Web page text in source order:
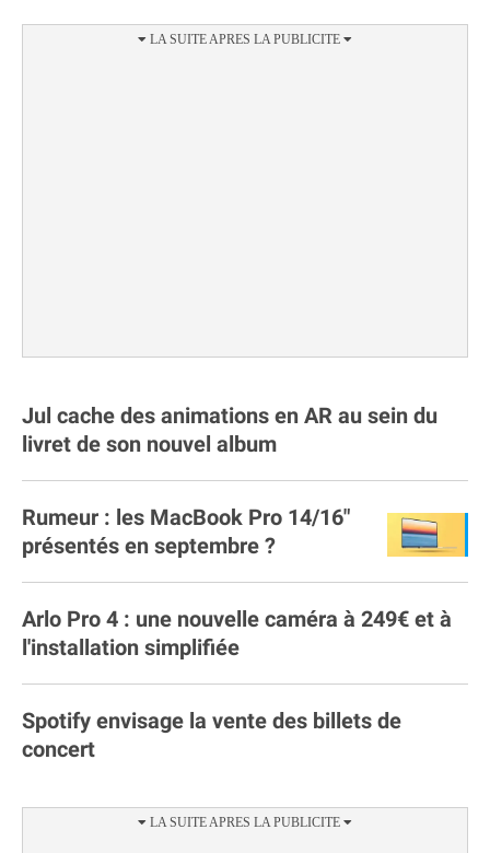
Jul cache des animations en AR au sein du
livret de son nouvel album
Rumeur : les MacBook Pro 14/16"
présentés en septembre ?
Arlo Pro 4 : une nouvelle caméra à 249€ et à
l'installation simplifiée
Spotify envisage la vente des billets de
concert